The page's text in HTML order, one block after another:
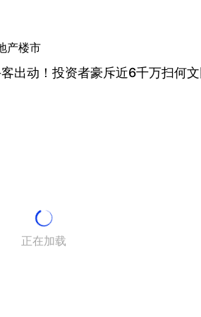
产楼市
出动！投资者豪斥近6千万扫何
正在加载